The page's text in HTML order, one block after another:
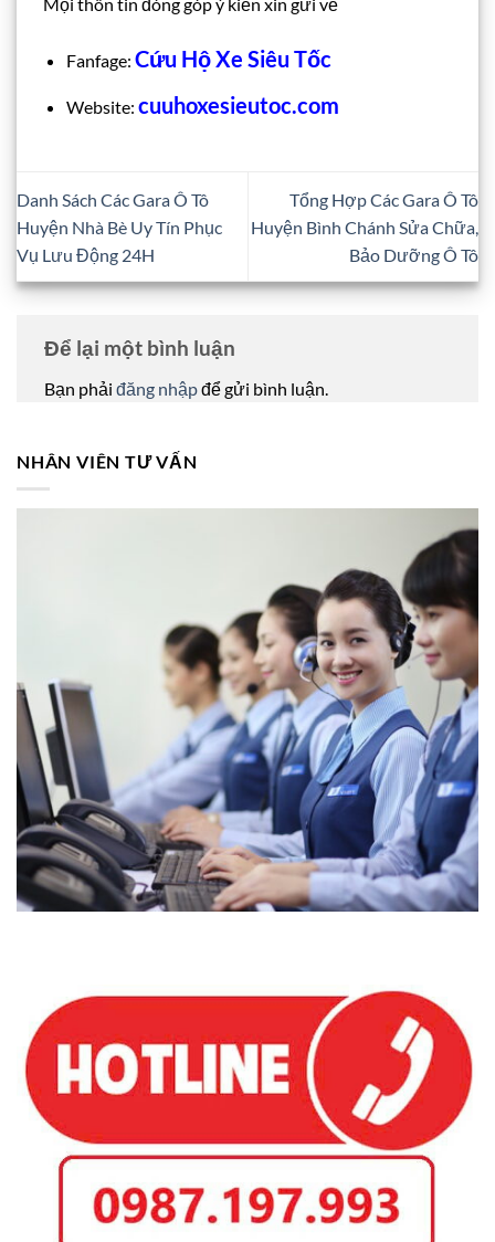
Fanfage: Cứu Hộ Xe Siêu Tốc
Website: cuuhoxesieutoc.com
Danh Sách Các Gara Ô Tô
Huyện Nhà Bè Uy Tín Phục
Vụ Lưu Động 24H
Tổng Hợp Các Gara Ô Tô
Huyện Bình Chánh Sửa Chữa,
Bảo Dưỡng Ô Tô
Để lại một bình luận
Bạn phải đăng nhậpđể gửi bình luận.
NHÂN VIÊN TƯ VẤN